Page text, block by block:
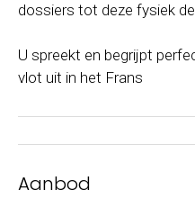
dossiers tot deze fysiek
U spreekt en begrijpt
vlot uit in het Frans
Aanbod